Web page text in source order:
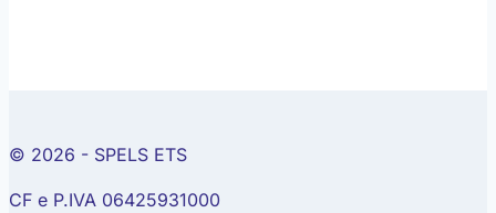
© 2026 - SPELS ETS
CF e P.IVA 06425931000